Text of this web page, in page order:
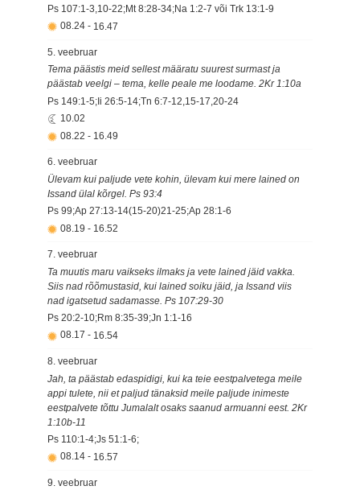
Ps 107:1-3,10-22;Mt 8:28-34;Na 1:2-7 või Trk 13:1-9
08.24 - 16.47
5. veebruar
Tema päästis meid sellest määratu suurest surmast ja
päästab veelgi – tema, kelle peale me loodame. 2Kr 1:10a
Ps 149:1-5;Ii 26:5-14;Tn 6:7-12,15-17,20-24
10.02
08.22 - 16.49
6. veebruar
Ülevam kui paljude vete kohin, ülevam kui mere lained on
Issand ülal kõrgel. Ps 93:4
Ps 99;Ap 27:13-14(15-20)21-25;Ap 28:1-6
08.19 - 16.52
7. veebruar
Ta muutis maru vaikseks ilmaks ja vete lained jäid vakka.
Siis nad rõõmustasid, kui lained soiku jäid, ja Issand viis
nad igatsetud sadamasse. Ps 107:29-30
Ps 20:2-10;Rm 8:35-39;Jn 1:1-16
08.17 - 16.54
8. veebruar
Jah, ta päästab edaspidigi, kui ka teie eestpalvetega meile
appi tulete, nii et paljud tänaksid meile paljude inimeste
eestpalvete tõttu Jumalalt osaks saanud armuanni eest. 2Kr
1:10b-11
Ps 110:1-4;Js 51:1-6;
08.14 - 16.57
9. veebruar